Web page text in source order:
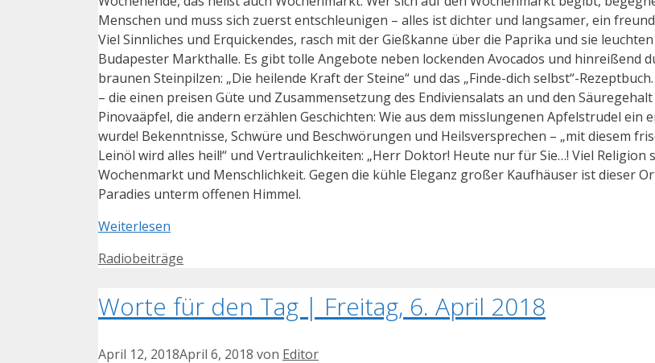
Menschen und muss sich zuerst entschleunigen – alles ist dichter und langsamer, ein
Viel Sinnliches und Erquickendes, rasch mit der Gießkanne über die Paprika und sie
Budapester Markthalle. Es gibt tolle Angebote neben lockenden Avocados und hinreißend
braunen Steinpilzen: „Die heilende Kraft der Steine“ und das „Finde-dich selbst“-
– die einen preisen Güte und Zusammensetzung des Endiviensalats an und den
Pinovaäpfel, die andern erzählen Geschichten: Wie aus dem misslungenen Apfelstrudel ein
wurde! Bekenntnisse, Schwüre und Beschwörungen und Heilsversprechen – „mit diesem
Leinöl wird alles heil!“ und Vertraulichkeiten: „Herr Doktor! Heute nur für Sie…! Viel Religion
Wochenmarkt und Menschlichkeit. Gegen die kühle Eleganz großer Kaufhäuser ist dieser
Paradies unterm offenen Himmel.
Weiterlesen
Kategorien
Radiobeiträge
Worte für den Tag | Freitag, 6. April 2018
April 12, 2018April 6, 2018 von Editor